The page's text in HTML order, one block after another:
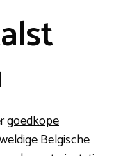
goedkope
Belgische